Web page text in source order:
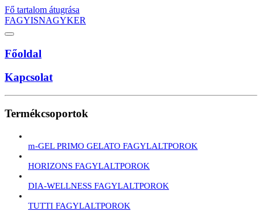
Fő tartalom átugrása
FAGYISNAGYKER
Főoldal
Kapcsolat
Termékcsoportok
m-GEL PRIMO GELATO FAGYLALTPOROK
HORIZONS FAGYLALTPOROK
DIA-WELLNESS FAGYLALTPOROK
TUTTI FAGYLALTPOROK